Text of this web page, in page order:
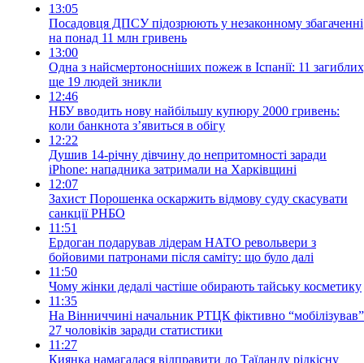
13:05
Посадовця ДПСУ підозрюють у незаконному збагаченні
на понад 11 млн гривень
13:00
Одна з найсмертоносніших пожеж в Іспанії: 11
ще 19 людей зникли
12:46
НБУ вводить нову найбільшу купюру 2000 гривень:
коли банкнота з’явиться в обігу
12:22
Душив 14-річну дівчину до непритомності заради
iPhone: нападника затримали на Харківщині
12:07
Захист Порошенка оскаржить відмову суду скасувати
санкції РНБО
11:51
Ердоган подарував лідерам НАТО револьвери з
бойовими патронами після саміту: що було далі
11:50
Чому жінки дедалі частіше обирають тайську косметику
11:35
На Вінниччині начальник РТЦК фіктивно “мобілізував”
27 чоловіків заради статистики
11:27
Киянка намагалася відправити до Таїланду рідкісну